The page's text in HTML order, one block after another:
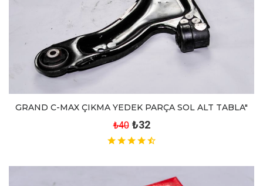
GRAND C-MAX ÇIKMA YEDEK PARÇA SOL ALT TABLA"
₺40 ₺32